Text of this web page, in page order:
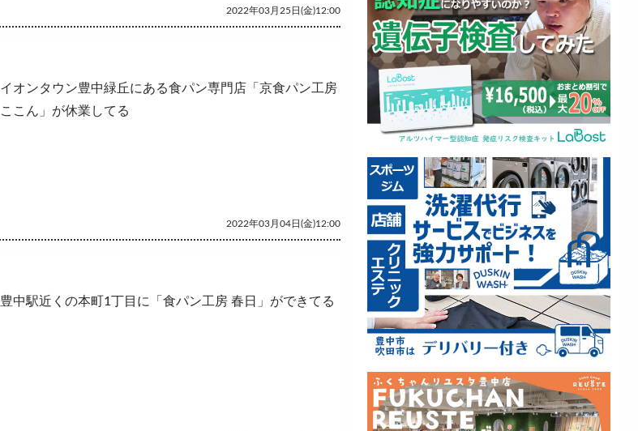
2022年03月25日(金)12:00
イオンタウン豊中緑丘にある食パン専門店「京食パン工房
ここん」が休業してる
2022年03月04日(金)12:00
豊中駅近くの本町1丁目に「食パン工房 春日」ができてる